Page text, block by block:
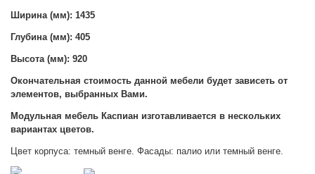
Ширина (мм): 1435
Глубина (мм): 405
Высота (мм): 920
Окончательная стоимость данной мебели будет зависеть от
элементов, выбранных Вами.
Модульная мебель Каспиан изготавливается в нескольких
вариантах цветов.
Цвет корпуса: темный венге. Фасады: палио или темный венге.